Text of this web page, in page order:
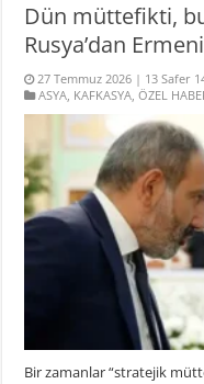
Dün müttefikti,
Rusya’dan
27 Temmuz 2026 | 13 Safer
ASYA, KAFKASYA,ÖZEL
Bir zamanlar “stratejik